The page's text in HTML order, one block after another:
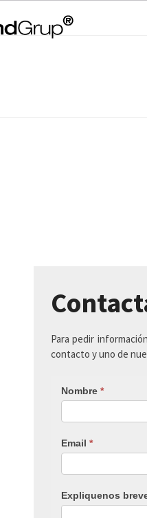
Para pedir
contacto y uno de
Nombre *
Email *
Expliquenos